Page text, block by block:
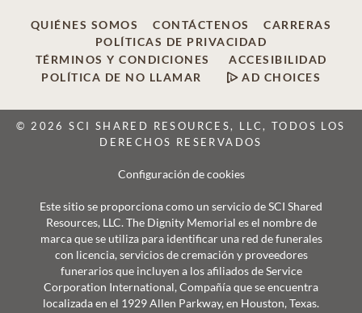
QUIÉNES SOMOS CONTÁCTENOS
CARRERAS
POLÍTICAS DE PRIVACIDAD
TÉRMINOS Y CONDICIONES
ACCESIBILIDAD
POLÍTICA DE NO LLAMAR
AD CHOICES
© 2026 SCI SHARED RESOURCES, LLC, TODOS LOS
DERECHOS RESERVADOS
Configuración de cookies
Este sitio se proporciona como un servicio de SCI Shared
Resources, LLC. The Dignity Memorial es el nombre de
marca que se utiliza para identificar una red de funerales
con licencia, servicios de cremación y proveedores
funerarios que incluyen a los afiliados de Service
Corporation International, Compañía que se encuentra
localizada en el 1929 Allen Parkway, en Houston, Texas.